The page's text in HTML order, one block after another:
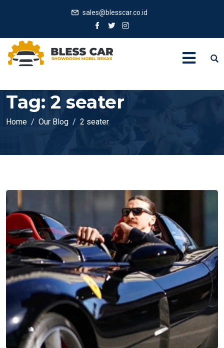
sales@blesscar.co.id
Tag: 2 seater
Home Our Blog 2 seater